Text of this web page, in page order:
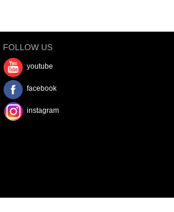
FOLLOW US
youtube
facebook
instagram